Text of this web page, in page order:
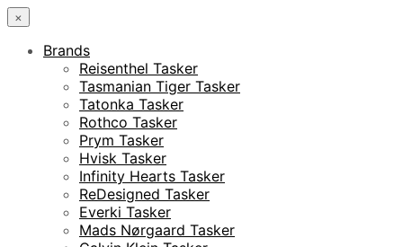
×
Brands
Reisenthel Tasker
Tasmanian Tiger Tasker
Tatonka Tasker
Rothco Tasker
Prym Tasker
Hvisk Tasker
Infinity Hearts Tasker
ReDesigned Tasker
Everki Tasker
Mads Nørgaard Tasker